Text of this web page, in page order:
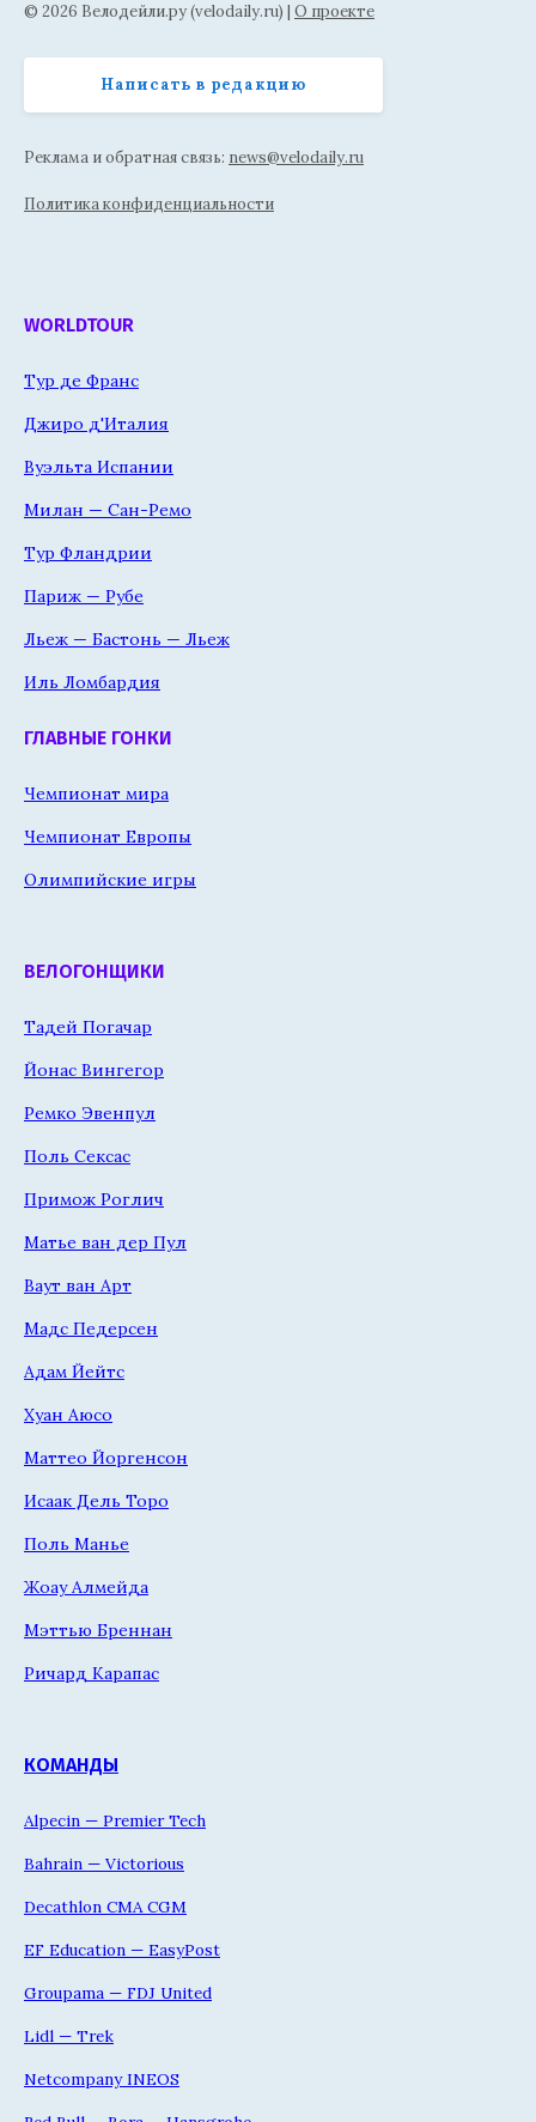
© 2026 Велодейли.ру (velodaily.ru) | О проекте
Написать в редакцию
Реклама и обратная связь: news@velodaily.ru
Политика конфиденциальности
WORLDTOUR
Тур де Франс
Джиро д'Италия
Вуэльта Испании
Милан — Сан-Ремо
Тур Фландрии
Париж — Рубе
Льеж — Бастонь — Льеж
Иль Ломбардия
ГЛАВНЫЕ ГОНКИ
Чемпионат мира
Чемпионат Европы
Олимпийские игры
ВЕЛОГОНЩИКИ
Тадей Погачар
Йонас Вингегор
Ремко Эвенпул
Поль Сексас
Примож Роглич
Матье ван дер Пул
Ваут ван Арт
Мадс Педерсен
Адам Йейтс
Хуан Аюсо
Маттео Йоргенсон
Исаак Дель Торо
Поль Манье
Жоау Алмейда
Мэттью Бреннан
Ричард Карапас
КОМАНДЫ
Alpecin — Premier Tech
Bahrain — Victorious
Decathlon CMA CGM
EF Education — EasyPost
Groupama — FDJ United
Lidl — Trek
Netcompany INEOS